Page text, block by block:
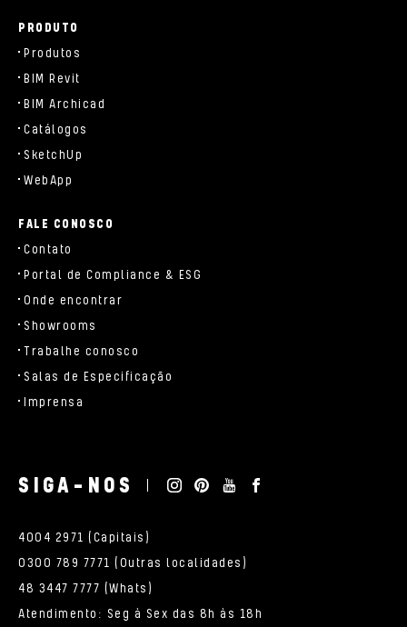
PRODUTO
Produtos
BIM Revit
BIM Archicad
Catálogos
SketchUp
WebApp
FALE CONOSCO
Contato
Portal de Compliance & ESG
Onde encontrar
Showrooms
Trabalhe conosco
Salas de Especificação
Imprensa
SIGA-NOS
4004 2971 (Capitais)
0300 789 7771 (Outras localidades)
48 3447 7777 (Whats)
Atendimento: Seg à Sex das 8h às 18h